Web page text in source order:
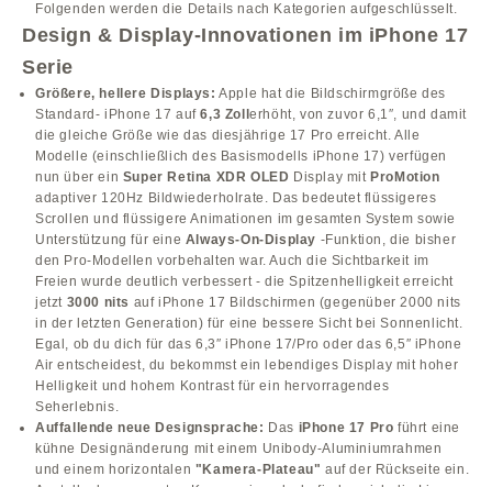
Folgenden werden die Details nach Kategorien aufgeschlüsselt.
Design & Display-Innovationen im iPhone 17
Serie
Größere, hellere Displays: Apple hat die Bildschirmgröße des
Standard- iPhone 17 auf6,3 Zollerhöht, von zuvor 6,1″, und damit
die gleiche Größe wie das diesjährige 17 Pro erreicht. Alle
Modelle (einschließlich des Basismodells iPhone 17) verfügen
nun über ein Super Retina XDR OLED Display mit ProMotion
adaptiver 120Hz Bildwiederholrate. Das bedeutet flüssigeres
Scrollen und flüssigere Animationen im gesamten System sowie
Unterstützung für eine Always-On-Display -Funktion, die bisher
den Pro-Modellen vorbehalten war. Auch die Sichtbarkeit im
Freien wurde deutlich verbessert - die Spitzenhelligkeit erreicht
jetzt 3000 nits auf iPhone 17 Bildschirmen (gegenüber 2000 nits
in der letzten Generation) für eine bessere Sicht bei Sonnenlicht.
Egal, ob du dich für das 6,3″ iPhone 17/Pro oder das 6,5″ iPhone
Air entscheidest, du bekommst ein lebendiges Display mit hoher
Helligkeit und hohem Kontrast für ein hervorragendes
Seherlebnis.
Auffallende neue Designsprache: Das iPhone 17 Proführt eine
kühne Designänderung mit einem Unibody-Aluminiumrahmen
und einem horizontalen "Kamera-Plateau" auf der Rückseite ein.